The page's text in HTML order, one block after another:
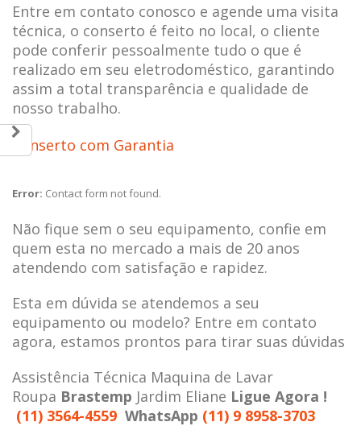
Entre em contato conosco e agende uma visita
técnica, o conserto é feito no local, o cliente
pode conferir pessoalmente tudo o que é
realizado em seu eletrodoméstico, garantindo
assim a total transparência e qualidade de
nosso trabalho.
Conserto com Garantia
Error: Contact form not found.
Não fique sem o seu equipamento, confie em
quem esta no mercado a mais de 20 anos
atendendo com satisfação e rapidez.
Esta em dúvida se atendemos a seu
equipamento ou modelo? Entre em contato
agora, estamos prontos para tirar suas dúvidas
Assistência Técnica Maquina de Lavar
Roupa Brastemp Jardim Eliane Ligue Agora !
(11) 3564-4559 WhatsApp (11) 9 8958-3703